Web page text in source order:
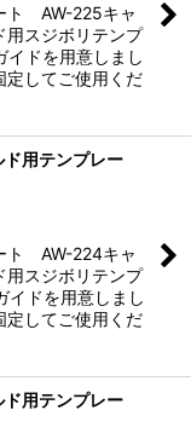
ト AW-225キャ
用スジボリテンプ
イドを用意しまし
定してご使用くだ
用テンプレー
ト AW-224キャ
用スジボリテンプ
イドを用意しまし
定してご使用くだ
用テンプレー